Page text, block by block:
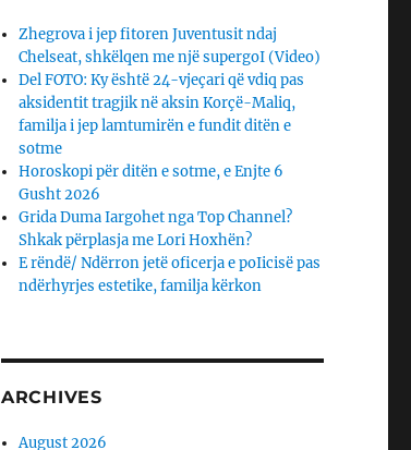
Zhegrova i jep fitoren Juventusit ndaj
Chelseat, shkëlqen me një supergoI (Video)
Del FOTO: Ky është 24-vjeçari që vdiq pas
aksidentit tragjik në aksin Korçë-Maliq,
familja i jep lamtumirën e fundit ditën e
sotme
Horoskopi për ditën e sotme, e Enjte 6
Gusht 2026
Grida Duma Iargohet nga Top Channel?
Shkak përplasja me Lori Hoxhën?
E rëndë/ Ndërron jetë oficerja e poIicisë pas
ndërhyrjes estetike, familja kërkon
ARCHIVES
August 2026